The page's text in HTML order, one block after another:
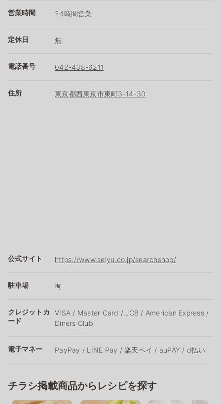
営業時間 24時間営業
定休日 無
電話番号 042-438-6211
住所 東京都西東京市東町3-14-30
公式サイト https://www.seiyu.co.jp/searchshop/
駐車場 有
クレジットカ
ード
VISA / Master Card / JCB / American Express /
Diners Club
電子マネー PayPay / LINE Pay / 楽天ペイ / auPAY / d払い
チラシ掲載商品からレシピを探す